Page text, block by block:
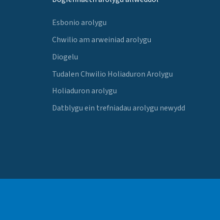
Esbonio arolygu
Chwilio am arweiniad arolygu
Diogelu
Tudalen Chwilio Holiaduron Arolygu
Holiaduron arolygu
Datblygu ein trefniadau arolygu newydd